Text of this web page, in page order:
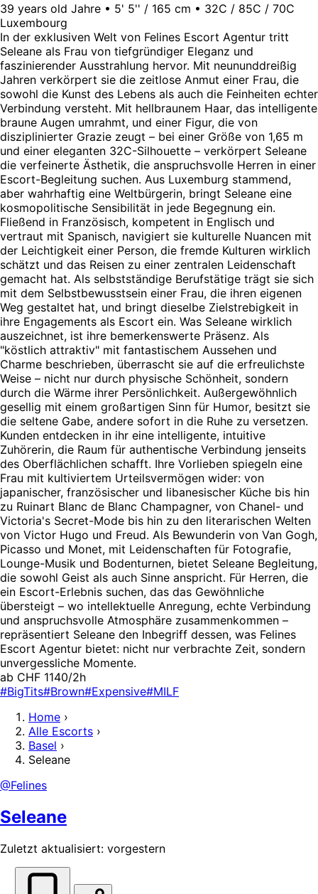
39 years old Jahre • 5' 5'' / 165 cm • 32C / 85C / 70C
Luxembourg
In der exklusiven Welt von Felines Escort Agentur tritt
Seleane als Frau von tiefgründiger Eleganz und
faszinierender Ausstrahlung hervor. Mit neununddreißig
Jahren verkörpert sie die zeitlose Anmut einer Frau, die
sowohl die Kunst des Lebens als auch die Feinheiten echter
Verbindung versteht. Mit hellbraunem Haar, das intelligente
braune Augen umrahmt, und einer Figur, die von
disziplinierter Grazie zeugt – bei einer Größe von 1,65 m
und einer eleganten 32C-Silhouette – verkörpert Seleane
die verfeinerte Ästhetik, die anspruchsvolle Herren in einer
Escort-Begleitung suchen. Aus Luxemburg stammend,
aber wahrhaftig eine Weltbürgerin, bringt Seleane eine
kosmopolitische Sensibilität in jede Begegnung ein.
Fließend in Französisch, kompetent in Englisch und
vertraut mit Spanisch, navigiert sie kulturelle Nuancen mit
der Leichtigkeit einer Person, die fremde Kulturen wirklich
schätzt und das Reisen zu einer zentralen Leidenschaft
gemacht hat. Als selbstständige Berufstätige trägt sie sich
mit dem Selbstbewusstsein einer Frau, die ihren eigenen
Weg gestaltet hat, und bringt dieselbe Zielstrebigkeit in
ihre Engagements als Escort ein. Was Seleane wirklich
auszeichnet, ist ihre bemerkenswerte Präsenz. Als
"köstlich attraktiv" mit fantastischem Aussehen und
Charme beschrieben, überrascht sie auf die erfreulichste
Weise – nicht nur durch physische Schönheit, sondern
durch die Wärme ihrer Persönlichkeit. Außergewöhnlich
gesellig mit einem großartigen Sinn für Humor, besitzt sie
die seltene Gabe, andere sofort in die Ruhe zu versetzen.
Kunden entdecken in ihr eine intelligente, intuitive
Zuhörerin, die Raum für authentische Verbindung jenseits
des Oberflächlichen schafft. Ihre Vorlieben spiegeln eine
Frau mit kultiviertem Urteilsvermögen wider: von
japanischer, französischer und libanesischer Küche bis hin
zu Ruinart Blanc de Blanc Champagner, von Chanel- und
Victoria's Secret-Mode bis hin zu den literarischen Welten
von Victor Hugo und Freud. Als Bewunderin von Van Gogh,
Picasso und Monet, mit Leidenschaften für Fotografie,
Lounge-Musik und Bodenturnen, bietet Seleane Begleitung,
die sowohl Geist als auch Sinne anspricht. Für Herren, die
ein Escort-Erlebnis suchen, das das Gewöhnliche
übersteigt – wo intellektuelle Anregung, echte Verbindung
und anspruchsvolle Atmosphäre zusammenkommen –
repräsentiert Seleane den Inbegriff dessen, was Felines
Escort Agentur bietet: nicht nur verbrachte Zeit, sondern
unvergessliche Momente.
ab CHF 1140/2h
#BigTits#Brown#Expensive#MILF
Home ›
Alle Escorts ›
Basel ›
Seleane
@Felines
Seleane
Zuletzt aktualisiert: vorgestern